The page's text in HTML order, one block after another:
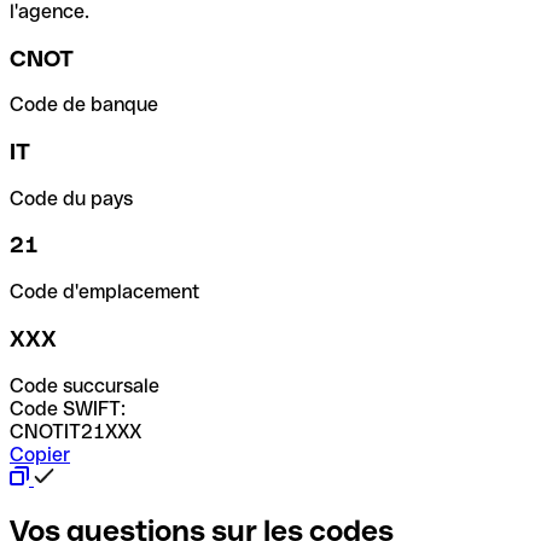
l'agence.
CNOT
Code de banque
IT
Code du pays
21
Code d'emplacement
XXX
Code succursale
Code SWIFT:
CNOTIT21XXX
Copier
Vos questions sur les codes